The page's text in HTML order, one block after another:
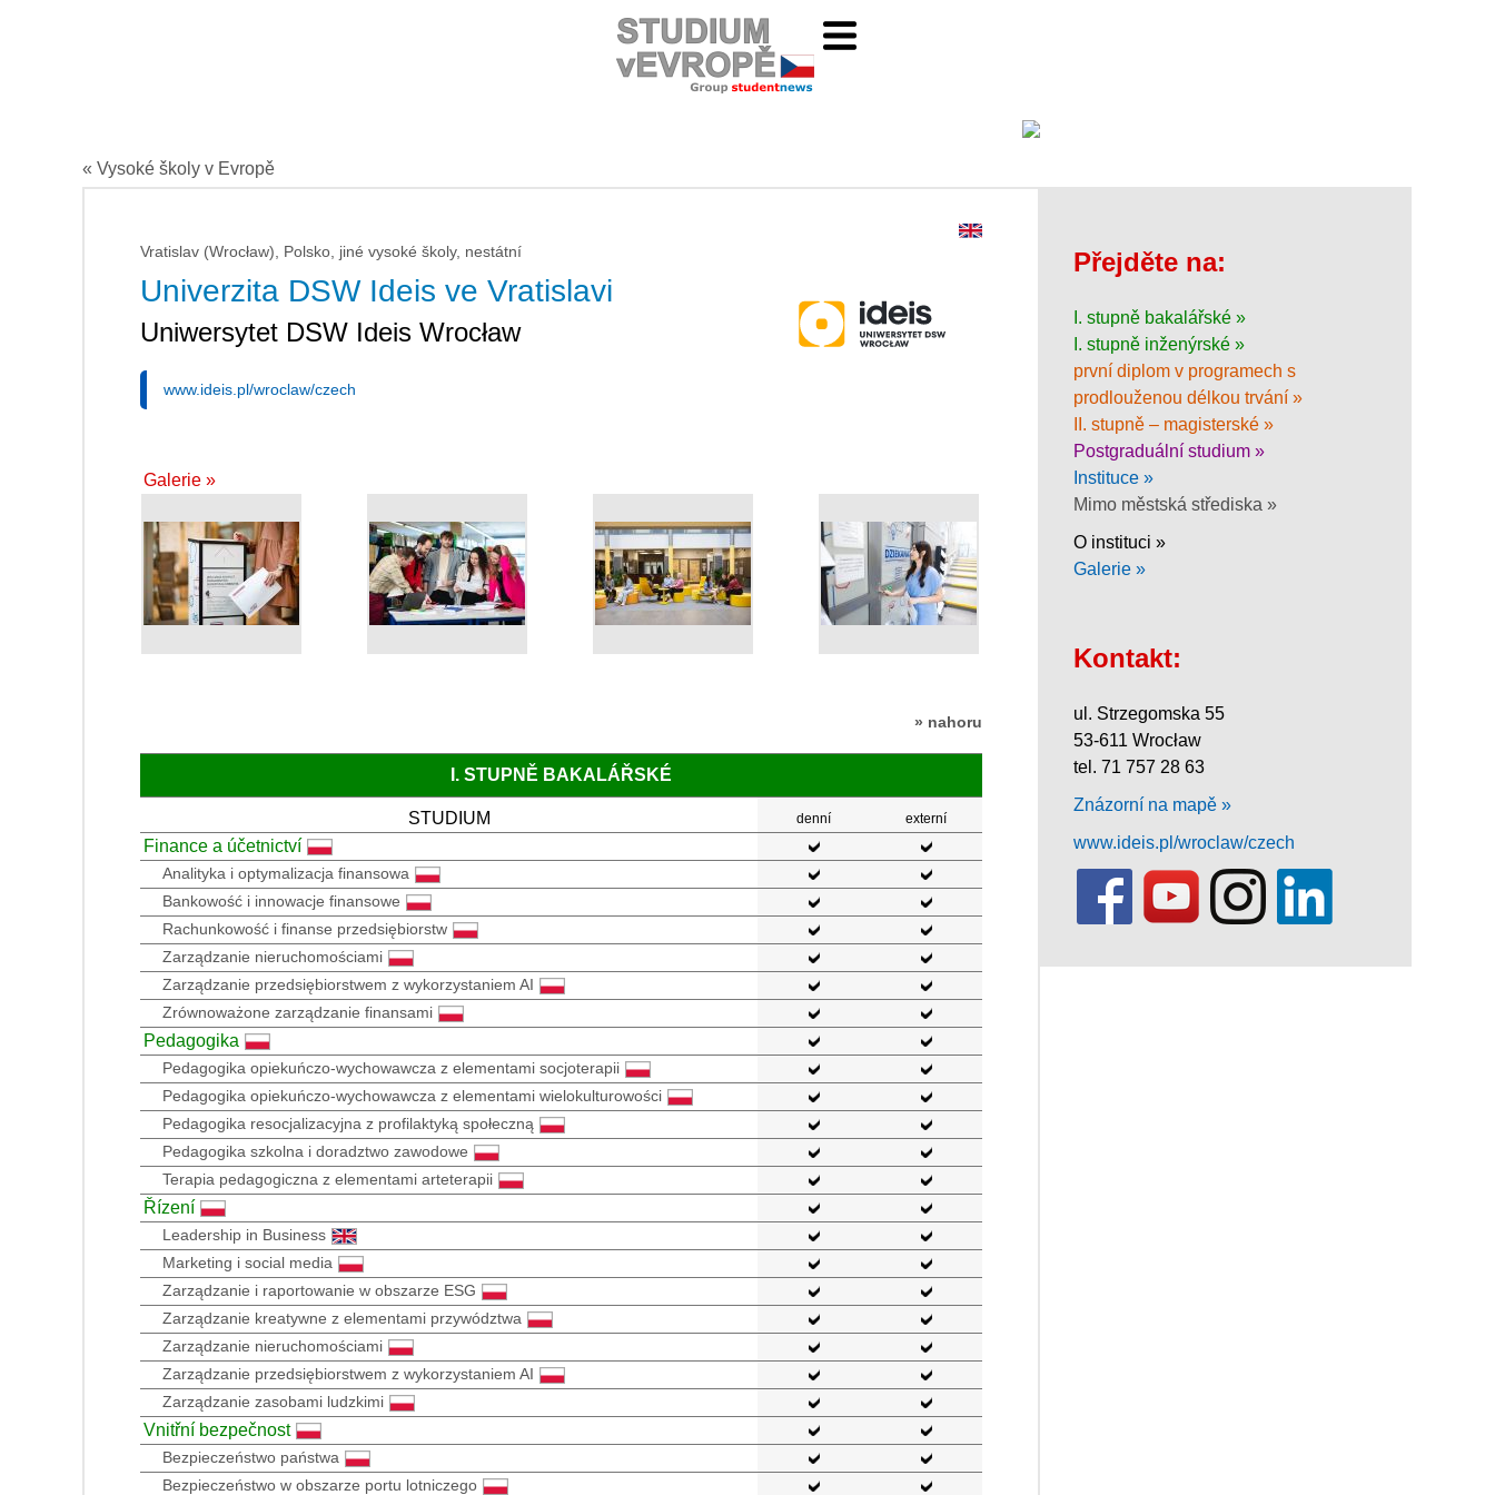
« Vysoké školy v Evropě
Vratislav (Wrocław), Polsko, jiné vysoké školy, nestátní
Univerzita DSW Ideis ve Vratislavi
Uniwersytet DSW Ideis Wrocław
www.ideis.pl/wroclaw/czech
Galerie »
» nahoru
I. STUPNĚ BAKALÁŘSKÉ
STUDIUM denní externí
Finance a účetnictví
Analityka i optymalizacja finansowa
Bankowość i innowacje finansowe
Rachunkowość i finanse przedsiębiorstw
Zarządzanie nieruchomościami
Zarządzanie przedsiębiorstwem z wykorzystaniem AI
Zrównoważone zarządzanie finansami
Pedagogika
Pedagogika opiekuńczo-wychowawcza z elementami socjoterapii
Pedagogika opiekuńczo-wychowawcza z elementami wielokulturowości
Pedagogika resocjalizacyjna z profilaktyką społeczną
Pedagogika szkolna i doradztwo zawodowe
Terapia pedagogiczna z elementami arteterapii
Řízení
Leadership in Business
Marketing i social media
Zarządzanie i raportowanie w obszarze ESG
Zarządzanie kreatywne z elementami przywództwa
Zarządzanie nieruchomościami
Zarządzanie przedsiębiorstwem z wykorzystaniem AI
Zarządzanie zasobami ludzkimi
Vnitřní bezpečnost
Bezpieczeństwo państwa
Bezpieczeństwo w obszarze portu lotniczego
Přejděte na:
I. stupně bakalářské »
I. stupně inženýrské »
první diplom v programech s
prodlouženou délkou trvání »
II. stupně – magisterské »
Postgraduální studium »
Instituce »
Mimo městská střediska »
O instituci »
Galerie »
Kontakt:
ul. Strzegomska 55
53-611 Wrocław
tel. 71 757 28 63
Znázorní na mapě »
www.ideis.pl/wroclaw/czech